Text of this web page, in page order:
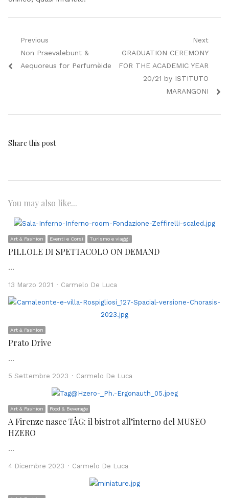
Navigazione
articoli
Previous
Previous
post:
Non Praevalebunt &
Aequoreus for Perfumèide
Next
Next
post:
GRADUATION CEREMONY
FOR THE ACADEMIC YEAR
20/21 by ISTITUTO
MARANGONI
Share this post
You may also like...
Art & Fashion Eventi e Corsi Turismo e viaggi
PILLOLE DI SPETTACOLO ON DEMAND
…
13 Marzo 2021 Author
Carmelo De Luca
Art & Fashion
Prato Drive
…
5 Settembre 2023 Author
Carmelo De Luca
Art & Fashion Food & Beverage
A Firenze nasce TÅG: il bistrot all’interno del MUSEO
HZERO
…
4 Dicembre 2023 Author
Carmelo De Luca